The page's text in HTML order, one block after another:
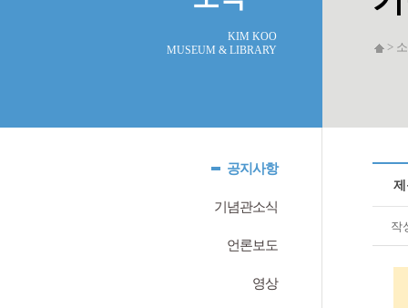
KIM KOO
MUSEUM & LIBRARY
>
공지사항
기념관소식
언론보도
영상
작